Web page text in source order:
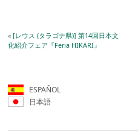
«[レウス (タラゴナ県)] 第14回日本文
化紹介フェア『Feria HIKARI』
ESPAÑOL
日本語